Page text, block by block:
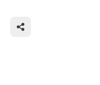
Verwundbarkeit des
unterstrichen durch